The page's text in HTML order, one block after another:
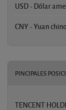
USD - Dólar
CNY - Yuan chino
PINCIPALES
TENCENT